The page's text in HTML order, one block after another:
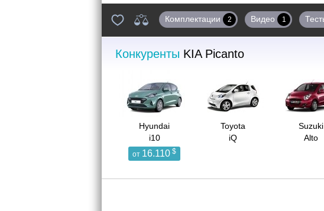
Комплектации 2 Видео 1
Конкуренты KIA Picanto
Hyundai
i10
от 16.110 $
Toyota
iQ
Suzuki
Alto